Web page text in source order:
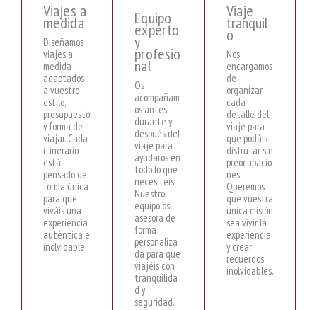
Viajes a
medida
Diseñamos
viajes a
medida
adaptados
a vuestro
estilo,
presupuesto
y forma de
viajar. Cada
itinerario
está
pensado de
forma única
para que
viváis una
experiencia
auténtica e
inolvidable.
Equipo
experto
y
profesio
nal
Os
acompañam
os antes,
durante y
después del
viaje para
ayudaros en
todo lo que
necesitéis.
Nuestro
equipo os
asesora de
forma
personaliza
da para que
viajéis con
tranquilida
d y
seguridad.
Viaje
tranquil
o
Nos
encargamos
de
organizar
cada
detalle del
viaje para
que podáis
disfrutar sin
preocupacio
nes.
Queremos
que vuestra
única misión
sea vivir la
experiencia
y crear
recuerdos
inolvidables.